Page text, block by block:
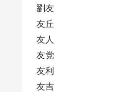
劉友
友丘
友人
友党
友利
友吉